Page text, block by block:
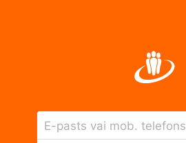
E-pasts vai mob. telefons